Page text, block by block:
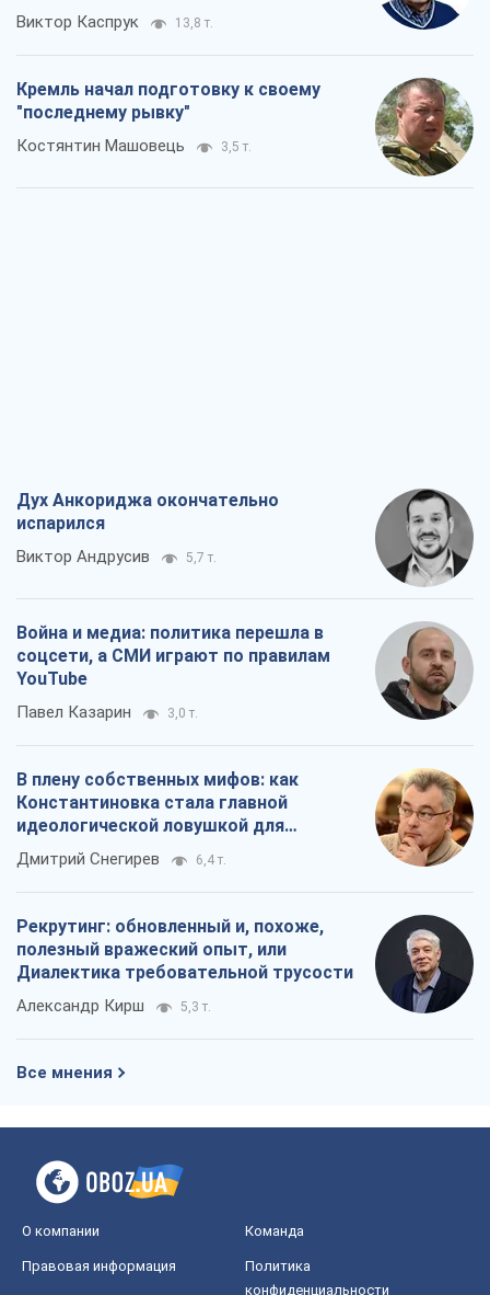
Виктор Каспрук 13,8 т.
Кремль начал подготовку к своему
"последнему рывку"
Костянтин Машовець 3,5 т.
Дух Анкориджа окончательно
испарился
Виктор Андрусив 5,7 т.
Война и медиа: политика перешла в
соцсети, а СМИ играют по правилам
YouTube
Павел Казарин 3,0 т.
В плену собственных мифов: как
Константиновка стала главной
идеологической ловушкой для
российских оккупантов
Дмитрий Снегирев 6,4 т.
Рекрутинг: обновленный и, похоже,
полезный вражеский опыт, или
Диалектика требовательной трусости
Александр Кирш 5,3 т.
Все мнения
О компании Команда
Правовая информация
Политика
конфиденциальности